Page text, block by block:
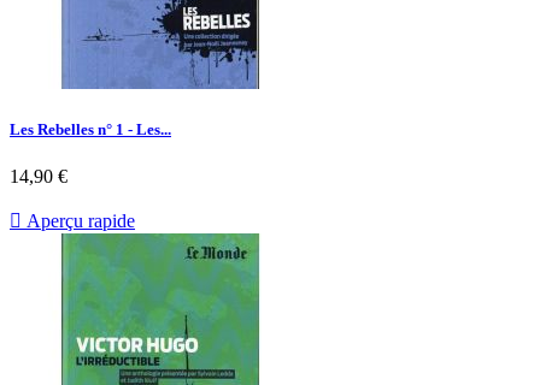
Les Rebelles n° 1 - Les...
Prix
14,90 €
 Aperçu rapide